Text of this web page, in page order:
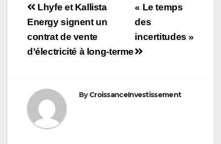
Navigation
de
l’article
« Le temps
des
incertitudes »
Lhyfe et Kallista
Energy signent un
contrat de vente
d’électricité à long-terme
ByCroissanceInvestissement